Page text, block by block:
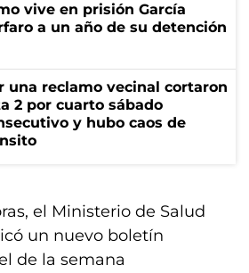
vive en prisión García
a un año de su detención
una reclamo vecinal cortaron
2 por cuarto sábado
y hubo caos de
el Ministerio de Salud
un nuevo boletín
de la semana